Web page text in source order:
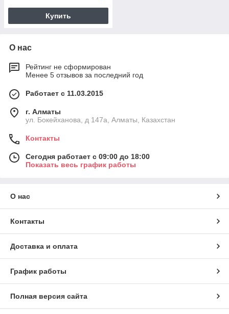
Купить
О нас
Рейтинг не сформирован
Менее 5 отзывов за последний год
Работает с 11.03.2015
г. Алматы
ул. Бокейханова, д 147а, Алматы, Казахстан
Контакты
Сегодня работает с 09:00 до 18:00
Показать весь график работы
О нас
Контакты
Доставка и оплата
График работы
Полная версия сайта